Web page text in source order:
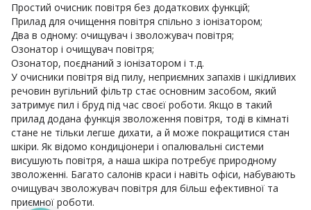
Простий очисник повітря без додаткових функцій;
Прилад для очищення повітря спільно з іонізатором;
Два в одному: очищувач і зволожувач повітря;
Озонатор і очищувач повітря;
Озонатор, поєднаний з іонізатором і т.д.
У очисники повітря від пилу, неприємних запахів і шкідливих
речовин вугільний фільтр стає основним засобом, який
затримує пил і бруд під час своєї роботи. Якщо в такий
прилад додана функція зволоження повітря, тоді в кімнаті
стане не тільки легше дихати, а й може покращитися стан
шкіри. Як відомо кондиціонери і опалювальні системи
висушують повітря, а наша шкіра потребує природному
зволоженні. Багато салонів краси і навіть офіси, набувають
очищувач зволожувач повітря для більш ефективної та
приємної роботи.